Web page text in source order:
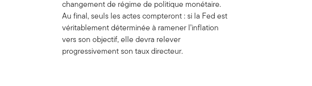
changement de régime de politique monétaire.
Au final, seuls les actes compteront : si la Fed est
véritablement déterminée à ramener l’inflation
vers son objectif, elle devra relever
progressivement son taux directeur.